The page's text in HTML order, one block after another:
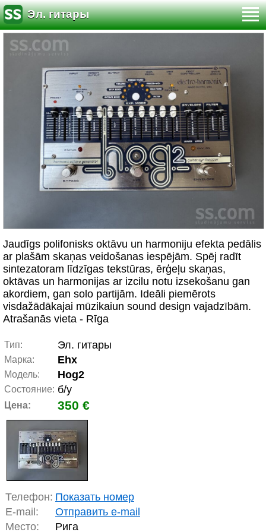
Эл. гитары
Jaudīgs polifonisks oktāvu un harmoniju efekta pedālis
ar plašām skaņas veidošanas iespējām. Spēj radīt
sintezatoram līdzīgas tekstūras, ērģeļu skaņas,
oktāvas un harmonijas ar izcilu notu izsekošanu gan
akordiem, gan solo partijām. Ideāli piemērots
visdažādākajai mūzikaiun sound design vajadzībām.
Atrašanās vieta - Rīga
Тип: Эл. гитары
Марка: Ehx
Модель: Hog2
Состояние: б/у
Цена: 350 €
Телефон: Показать номер
E-mail:
Отправить e-mail
Место:
Рига